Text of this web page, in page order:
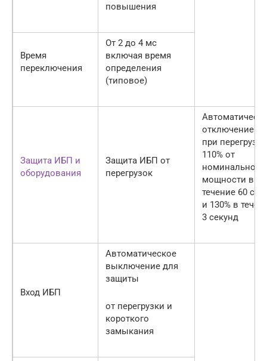
повышения
Время
переключения
От 2 до 4 мс
включая время
определения
(типовое)
Защита ИБП и
оборудования
Защита ИБП от
перегрузок
отключение
при перегрузке
110% от
номинальной
мощности в
течение 60
и 130% в
3 секунд
Вход ИБП
Автоматическое
выключение для
защиты
от перегрузки и
короткого
замыкания